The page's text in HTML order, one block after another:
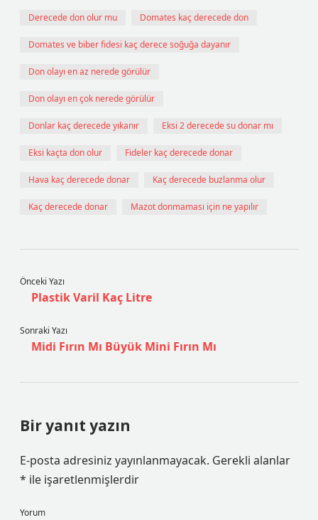
Derecede don olur mu Domates kaç derecede don
Domates ve biber fidesi kaç derece soğuğa dayanır
Don olayı en az nerede görülür
Don olayı en çok nerede görülür
Donlar kaç derecede yıkanır Eksi 2 derecede su donar mı
Eksi kaçta don olur Fideler kaç derecede donar
Hava kaç derecede donar Kaç derecede buzlanma olur
Kaç derecede donar Mazot donmaması için ne yapılır
Önceki Yazı
Plastik Varil Kaç Litre
Sonraki Yazı
Midi Fırın Mı Büyük Mini Fırın Mı
Bir yanıt yazın
E-posta adresiniz yayınlanmayacak. Gerekli alanlar
* ile işaretlenmişlerdir
Yorum